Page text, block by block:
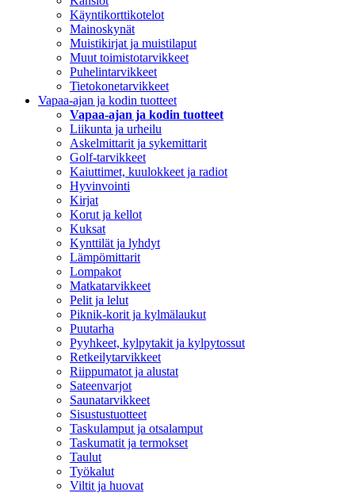
Käyntikorttikotelot
Mainoskynät
Muistikirjat ja muistilaput
Muut toimistotarvikkeet
Puhelintarvikkeet
Tietokonetarvikkeet
Vapaa-ajan ja kodin tuotteet
Vapaa-ajan ja kodin tuotteet
Liikunta ja urheilu
Askelmittarit ja sykemittarit
Golf-tarvikkeet
Kaiuttimet, kuulokkeet ja radiot
Hyvinvointi
Kirjat
Korut ja kellot
Kuksat
Kynttilät ja lyhdyt
Lämpömittarit
Lompakot
Matkatarvikkeet
Pelit ja lelut
Piknik-korit ja kylmälaukut
Puutarha
Pyyhkeet, kylpytakit ja kylpytossut
Retkeilytarvikkeet
Riippumatot ja alustat
Sateenvarjot
Saunatarvikkeet
Sisustustuotteet
Taskulamput ja otsalamput
Taskumatit ja termokset
Taulut
Työkalut
Viltit ja huovat